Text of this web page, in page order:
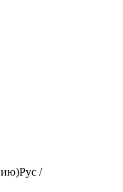
Рус /